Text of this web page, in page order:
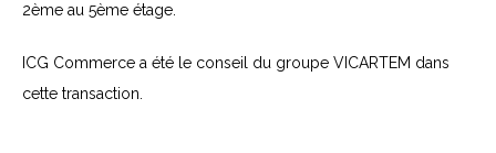
2ème au 5ème étage.
ICG Commerce a été le conseil du groupe VICARTEM dans
cette transaction.